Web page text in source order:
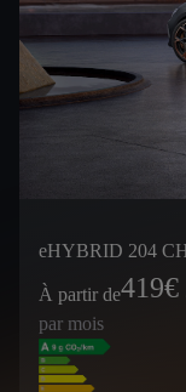
eHYBRID 204
À partir de419€
par mois